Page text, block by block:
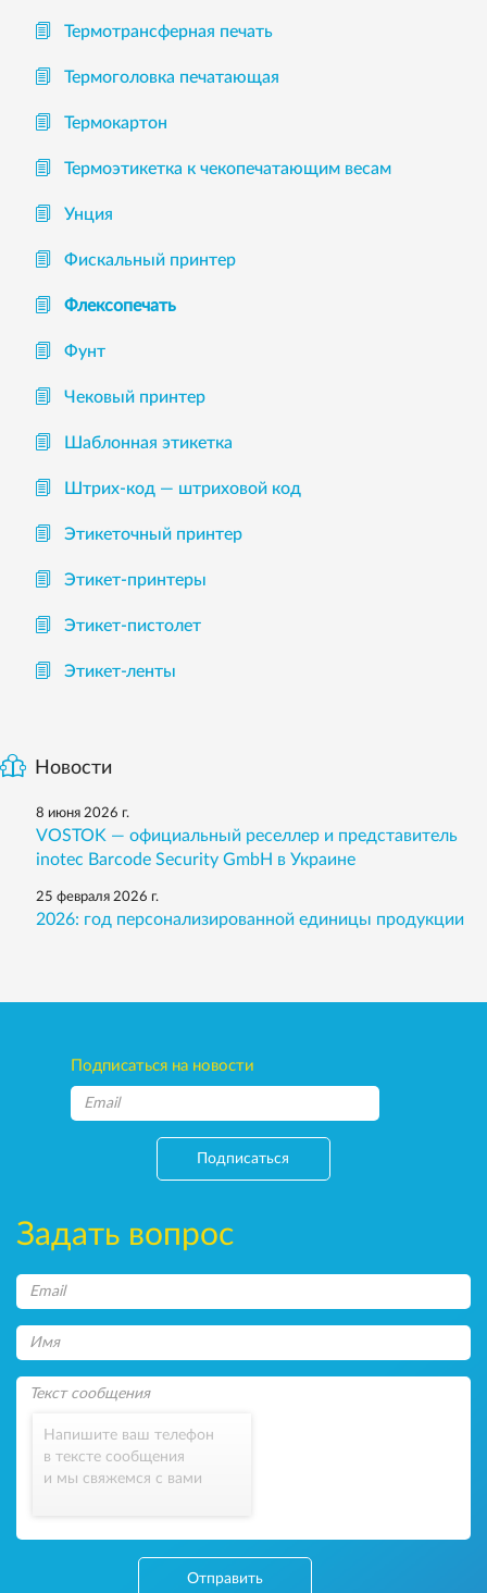
Термотрансферная печать
Термоголовка печатающая
Термокартон
Термоэтикетка к чекопечатающим весам
Унция
Фискальный принтер
Флексопечать
Фунт
Чековый принтер
Шаблонная этикетка
Штрих-код — штриховой код
Этикеточный принтер
Этикет-принтеры
Этикет-пистолет
Этикет-ленты
Новости
8 июня 2026 г.
VOSTOK — официальный реселлер и представитель
inotec Barcode Security GmbH в Украине
25 февраля 2026 г.
2026: год персонализированной единицы продукции
Подписаться на новости
Подписаться
Задать вопрос
Напишите ваш телефон
в тексте сообщения
и мы свяжемся с вами
Отправить